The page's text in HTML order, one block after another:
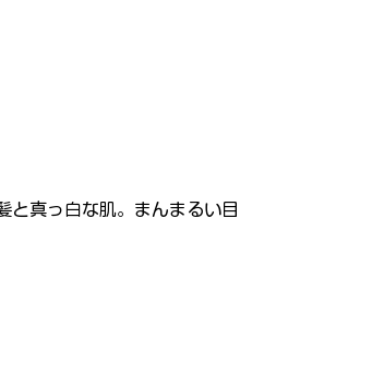
と真っ白な肌。まんまるい目